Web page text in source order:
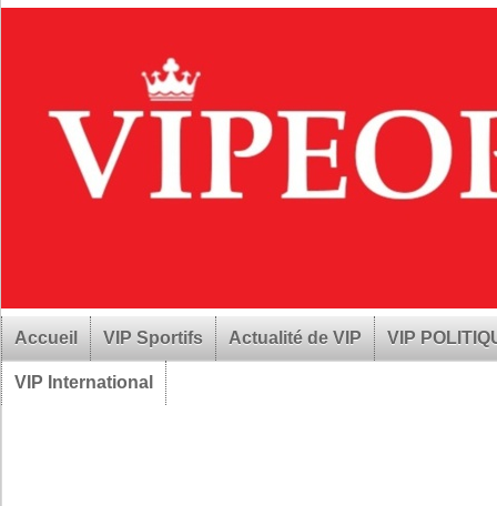
Accueil VIP Sportifs Actualité de VIP VIP
VIP International